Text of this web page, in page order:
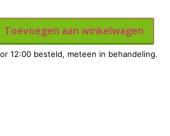
Toevoegen aan winkelwagen